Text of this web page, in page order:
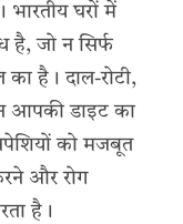
भारतीय घरों में
है, जो न सिर्फ
है। दाल-रोटी,
आपकी डाइट का
को मजबूत
और रोग
है।